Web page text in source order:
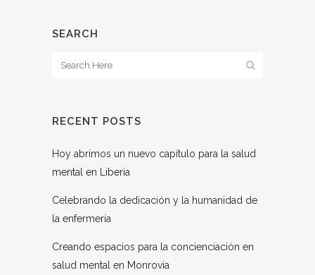
SEARCH
RECENT POSTS
Hoy abrimos un nuevo capítulo para la salud
mental en Liberia
Celebrando la dedicación y la humanidad de
la enfermería
Creando espacios para la concienciación en
salud mental en Monrovia